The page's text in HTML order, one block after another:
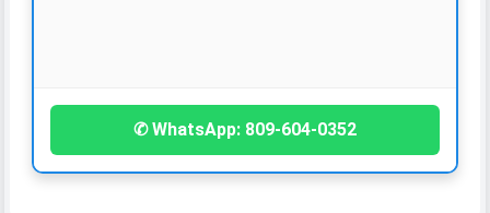
✆ WhatsApp: 809-604-0352